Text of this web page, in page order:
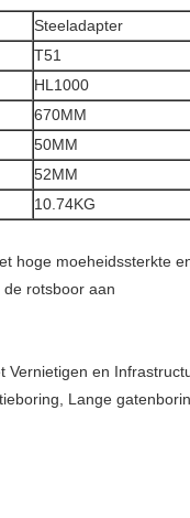
Steeladapter
T51
HL1000
670MM
50MM
52MM
10.74KG
hoge moeheidssterkte
rotsboor aan
Vernietigen en
Lange